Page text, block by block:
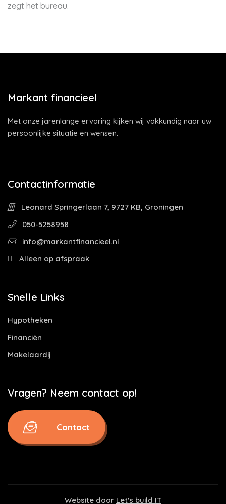
zegt het bureau.
Markant financieel
Met onze jarenlange ervaring kijken wij vakkundig naar uw
persoonlijke situatie en wensen.
Contactinformatie
Leonard Springerlaan 7, 9727 KB, Groningen
050-5258958
info@markantfinancieel.nl
Alleen op afspraak
Snelle Links
Hypotheken
Financiën
Makelaardij
Vragen? Neem contact op!
Contact
Website door Let's build IT